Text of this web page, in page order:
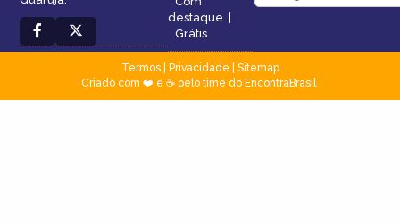
destaque |
Grátis
Termos| Privacidade
Sitemap
Criado com ❤️ e ☕ pelo time do EncontraBrasil